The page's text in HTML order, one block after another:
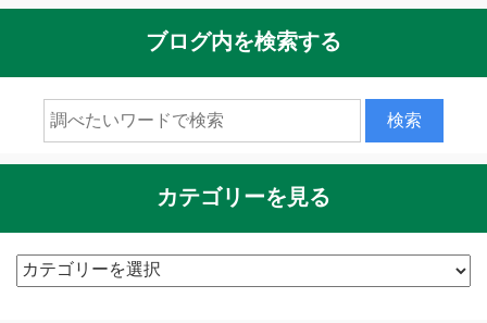
ブログ内を検索する
カテゴリーを見る
カ